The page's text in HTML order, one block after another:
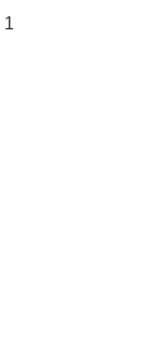
1